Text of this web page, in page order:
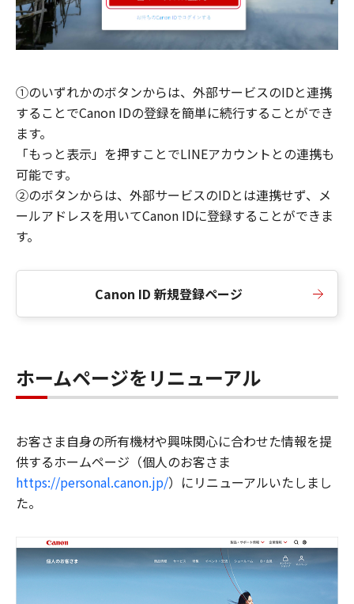
①のいずれかのボタンからは、外部サービスのIDと連携
することでCanon IDの登録を簡単に続行することができ
ます。
「もっと表示」を押すことでLINEアカウントとの連携も
可能です。
②のボタンからは、外部サービスのIDとは連携せず、メ
ールアドレスを用いてCanon IDに登録することができま
す。
Canon ID 新規登録ページ
ホームページをリニューアル
お客さま自身の所有機材や興味関心に合わせた情報を提
供するホームページ（個人のお客さま
https://personal.canon.jp/）にリニューアルいたしまし
た。